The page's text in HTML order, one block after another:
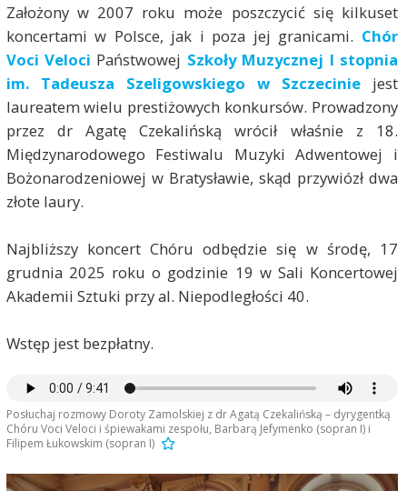
Założony w 2007 roku może poszczycić się kilkuset
koncertami w Polsce, jak i poza jej granicami. Chór
Voci Veloci Państwowej Szkoły Muzycznej I stopnia
im. Tadeusza Szeligowskiego w Szczeciniejest
laureatem wielu prestiżowych konkursów. Prowadzony
przez dr Agatę Czekalińską wrócił właśnie z 18.
Międzynarodowego Festiwalu Muzyki Adwentowej i
Bożonarodzeniowej w Bratysławie, skąd przywiózł dwa
złote laury.
Najbliższy koncert Chóru odbędzie się w środę, 17
grudnia 2025 roku o godzinie 19 w Sali Koncertowej
Akademii Sztuki przy al. Niepodległości 40.
Wstęp jest bezpłatny.
Posłuchaj rozmowy Doroty Zamolskiej z dr Agatą Czekalińską – dyrygentką
Chóru Voci Veloci i śpiewakami zespołu, Barbarą Jefymenko (sopran I) i
Filipem Łukowskim (sopran I)